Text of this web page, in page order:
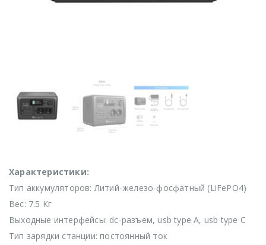
Характеристики:
Тип аккумуляторов: Литий-железо-фосфатный (LiFePO4)
Вес: 7.5 Кг
Выходные интерфейсы: dc-разъем, usb type A, usb type C
Тип зарядки станции: постоянный ток